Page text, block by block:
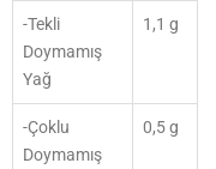
-Tekli
Doymamış
Yağ
1,1 g
-Çoklu
Doymamış
0,5 g